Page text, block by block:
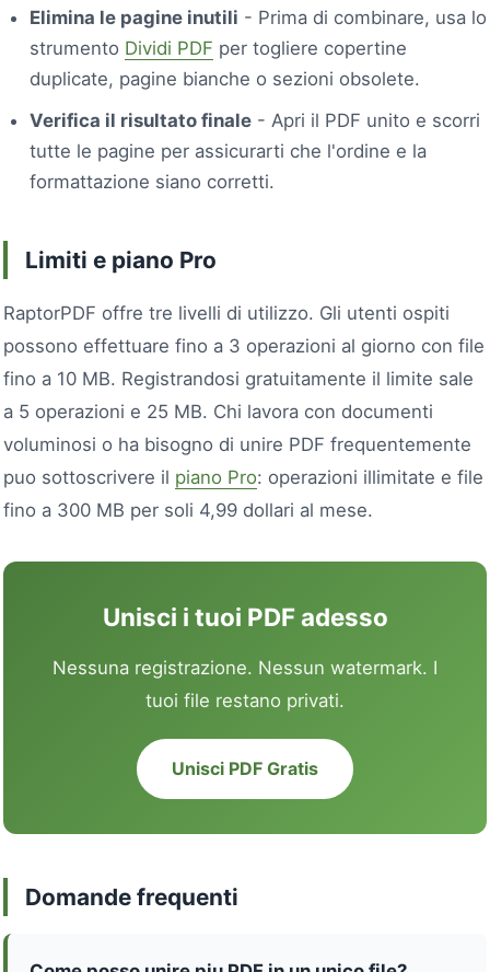
Elimina le pagine inutili - Prima di combinare, usa lo
strumento Dividi PDF per togliere copertine
duplicate, pagine bianche o sezioni obsolete.
Verifica il risultato finale - Apri il PDF unito e scorri
tutte le pagine per assicurarti che l'ordine e la
formattazione siano corretti.
Limiti e piano Pro
RaptorPDF offre tre livelli di utilizzo. Gli utenti ospiti
possono effettuare fino a 3 operazioni al giorno con file
fino a 10 MB. Registrandosi gratuitamente il limite sale
a 5 operazioni e 25 MB. Chi lavora con documenti
voluminosi o ha bisogno di unire PDF frequentemente
puo sottoscrivere il piano Pro: operazioni illimitate e file
fino a 300 MB per soli 4,99 dollari al mese.
Unisci i tuoi PDF adesso
Nessuna registrazione. Nessun watermark. I
tuoi file restano privati.
Unisci PDF Gratis
Domande frequenti